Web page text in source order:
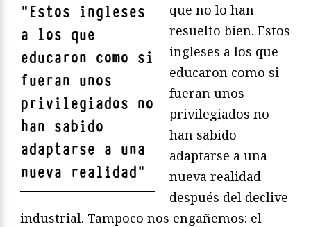
"Estos ingleses
a los que
educaron como si
fueran unos
privilegiados no
han sabido
adaptarse a una
nueva realidad"
que no lo han
resuelto bien. Estos
ingleses a los que
educaron como si
fueran unos
privilegiados no
han sabido
adaptarse a una
nueva realidad
después del declive
industrial. Tampoco nos engañemos: el